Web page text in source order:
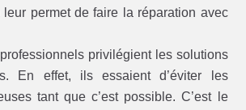
leur permet de faire la réparation avec
privilégient les solutions
En effet, ils essaient d’éviter les
tant que c’est possible. C’est le